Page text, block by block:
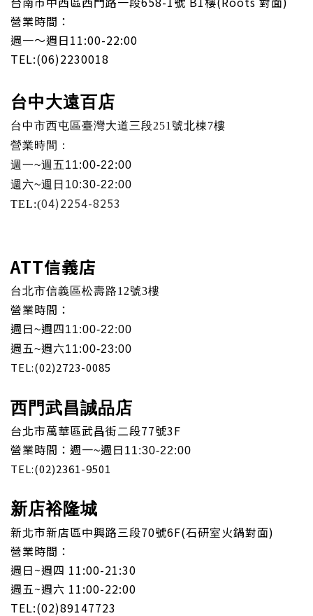
營業時間：
週一～週日11:00-22:00
TEL:(06)2230018
台中大遠百店
台中市西屯區臺灣大道三段251號北棟7樓
營業時間：
週一~週五11:00-22:00
週六~週日 10:30-22:00
TEL:(04)2254-8253
ATT信義店
台北市信義區松壽路12號3樓
營業時間：
週日~週四11:00-22:00
週五~週六11:00-23:00
TEL:(02)2723-0085
西門武昌誠品店
台北市萬華區武昌街二段77號3F
營業時間：週一~週日 11:30-22:00
TEL:(02)2361-9501
新店裕隆城
新北市新店區中興路三段70號6F(石研室火鍋對面)
營業時間：
週日~週四 11:00-21:30
週五~週六 11:00-22:00
TEL:(02)89147723